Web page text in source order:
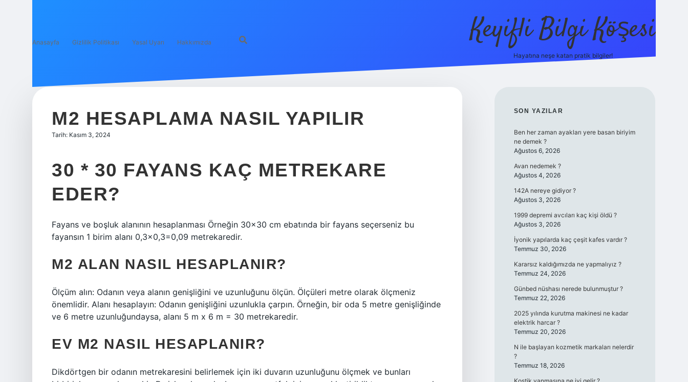
Anasayfa Gizlilik Politikası Yasal Uyarı Hakkımızda Keyifli Bilgi Köşesi
Hayatına neşe katan pratik bilgiler!
M2 HESAPLAMA NASIL YAPILIR
Tarih: Kasım 3, 2024
30 * 30 FAYANS KAÇ METREKARE
EDER?
Fayans ve boşluk alanının hesaplanması Örneğin 30×30 cm ebatında bir fayans seçerseniz bu
fayansın 1 birim alanı 0,3×0,3=0,09 metrekaredir.
M2 ALAN NASIL HESAPLANIR?
Ölçüm alın: Odanın veya alanın genişliğini ve uzunluğunu ölçün. Ölçüleri metre olarak ölçmeniz
önemlidir. Alanı hesaplayın: Odanın genişliğini uzunlukla çarpın. Örneğin, bir oda 5 metre genişliğinde
ve 6 metre uzunluğundaysa, alanı 5 m x 6 m = 30 metrekaredir.
EV M2 NASIL HESAPLANIR?
Dikdörtgen bir odanın metrekaresini belirlemek için iki duvarın uzunluğunu ölçmek ve bunları
SIDEBAR
SON YAZILAR
Ben her zaman ayakları yere basan biriyim
ne demek ?
Ağustos 6, 2026
Avan nedemek ?
Ağustos 4, 2026
142A nereye gidiyor ?
Ağustos 3, 2026
1999 depremi avcıları kaç kişi öldü ?
Ağustos 3, 2026
İyonik yapılarda kaç çeşit kafes vardır ?
Temmuz 30, 2026
Kararsız kaldığımızda ne yapmalıyız ?
Temmuz 24, 2026
Günbed nüshası nerede bulunmuştur ?
Temmuz 22, 2026
2025 yılında kurutma makinesi ne kadar
elektrik harcar ?
Temmuz 20, 2026
N ile başlayan kozmetik markaları nelerdir
?
Temmuz 18, 2026